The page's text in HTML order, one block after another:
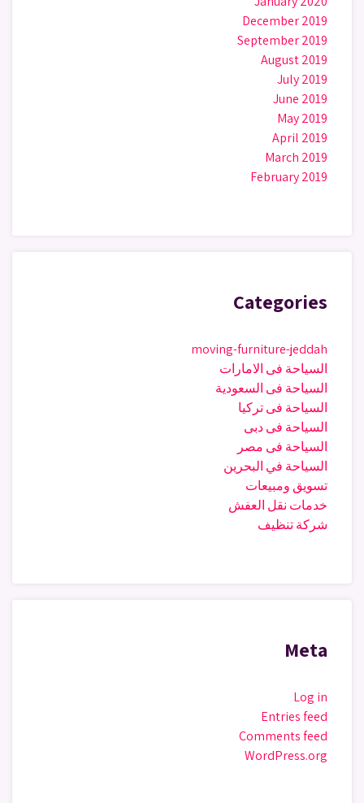
December 2019
September 2019
August 2019
July 2019
June 2019
May 2019
April 2019
March 2019
February 2019
Categories
moving-furniture-jeddah
السياحة فى الامارات
السياحة فى السعودية
السياحة فى تركيا
السياحة فى دبى
السياحة فى مصر
السياحة في البحرين
تسويق ومبيعات
خدمات نقل العفش
شركة تنظيف
Meta
Log in
Entries feed
Comments feed
WordPress.org